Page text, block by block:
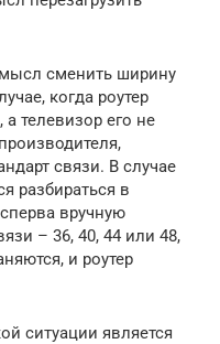
сменить ширину
когда роутер
а телевизор его не
связи. В случае
разбираться в
вручную
– 36, 40, 44 или 48,
и роутер
ситуации является